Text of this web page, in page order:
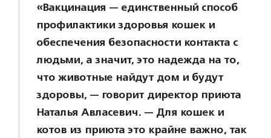
«Вакцинация — единственный способ
профилактики здоровья кошек и
обеспечения безопасности контакта с
людьми, а значит, это надежда на то,
что животные найдут дом и будут
здоровы, — говорит директор приюта
Наталья Авласевич. — Для кошек и
котов из приюта это крайне важно, так